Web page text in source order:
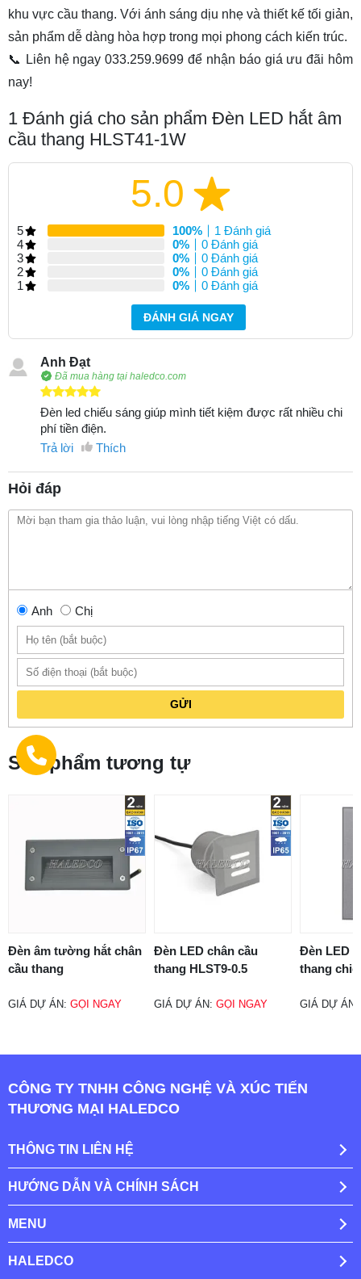
khu vực cầu thang. Với ánh sáng dịu nhẹ và thiết kế tối giản,
sản phẩm dễ dàng hòa hợp trong mọi phong cách kiến trúc.
📞 Liên hệ ngay 033.259.9699 để nhận báo giá ưu đãi hôm
nay!
1 Đánh giá cho sản phẩm Đèn LED hắt âm
cầu thang HLST41-1W
5.0
5 100%
1 Đánh giá
4
0%
0 Đánh giá
3
0%
0 Đánh giá
2
0%
0 Đánh giá
1
0% 0 Đánh giá
ĐÁNH GIÁ NGAY
Anh Đạt
Đã mua hàng tại haledco.com
Đèn led chiếu sáng giúp mình tiết kiệm được rất nhiều chi
phí tiền điện.
Trả lời
Thích
Hỏi đáp
Anh Chị
GỬI
Sản phẩm tương tự
Đèn âm tường hắt chân
cầu thang
GIÁ DỰ ÁN: GỌI NGAY
Đèn LED chân cầu
thang HLST9-0.5
GIÁ DỰ ÁN:GỌI NGAY
Đèn LED
thang
GIÁ DỰ
CÔNG TY TNHH CÔNG NGHỆ VÀ XÚC TIẾN
THƯƠNG MẠI HALEDCO
THÔNG TIN LIÊN HỆ
HƯỚNG DẪN VÀ CHÍNH SÁCH
MENU
HALEDCO